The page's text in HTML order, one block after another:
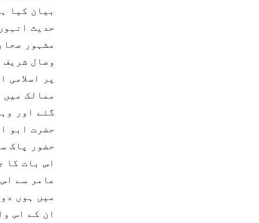
بیان کیا
حدیث
مشہور
وصال
پر اسلامی
ممالک
گئے اور
حضرت ابو
حضور پاک
اس بات کا
عامر سے
میں ہوں
ان کے اس